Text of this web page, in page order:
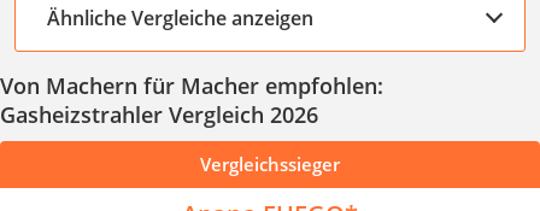
Ähnliche Vergleiche anzeigen
Von Machern für Macher empfohlen:
Gasheizstrahler Vergleich 2026
Vergleichssieger